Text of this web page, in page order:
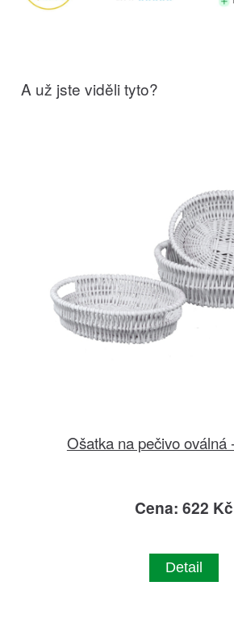
A už jste viděli tyto?
Ošatka na pečivo oválná
Cena: 622 Kč
Detail